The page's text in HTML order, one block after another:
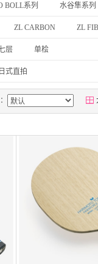
BOLL系列 水谷隼系列
ZL CARBON ZL
层 单桧
日式直拍
